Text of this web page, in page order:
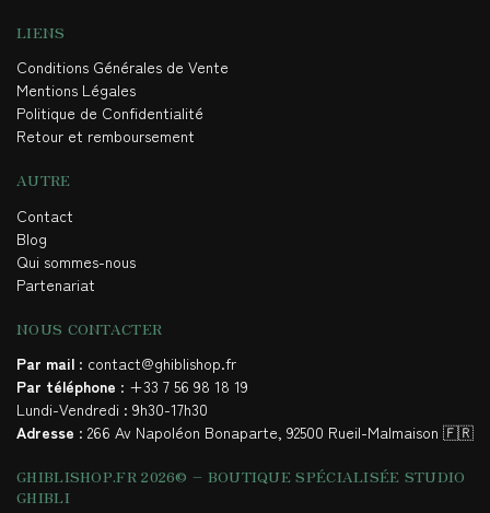
LIENS
Conditions Générales de Vente
Mentions Légales
Politique de Confidentialité
Retour et remboursement
AUTRE
Contact
Blog
Qui sommes-nous
Partenariat
NOUS CONTACTER
Par mail : contact@ghiblishop.fr
Par téléphone : +33 7 56 98 18 19
Lundi-Vendredi : 9h30-17h30
Adresse : 266 Av Napoléon Bonaparte, 92500 Rueil-Malmaison 🇫🇷
GHIBLISHOP.FR 2026© – BOUTIQUE SPÉCIALISÉE STUDIO
GHIBLI